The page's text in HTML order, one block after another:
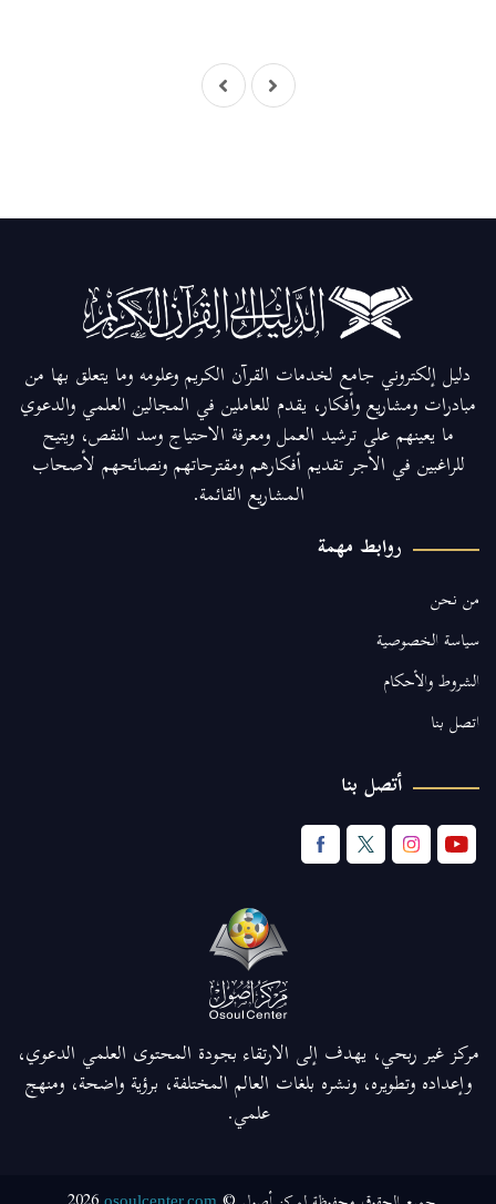
دليل إلكتروني جامع لخدمات القرآن الكريم وعلومه وما يتعلق بها من
مبادرات ومشاريع وأفكار، يقدم للعاملين في المجالين العلمي والدعوي
ما يعينهم على ترشيد العمل ومعرفة الاحتياج وسد النقص، ويتيح
للراغبين في الأجر تقديم أفكارهم ومقترحاتهم ونصائحهم لأصحاب
المشاريع القائمة.
روابط مهمة
من نحن
سياسة الخصوصية
الشروط والأحكام
اتصل بنا
أتصل بنا
مركز غير ربحي، يهدف إلى الارتقاء بجودة المحتوى العلمي الدعوي،
وإعداده وتطويره، ونشره بلغات العالم المختلفة، برؤية واضحة، ومنهج
علمي.